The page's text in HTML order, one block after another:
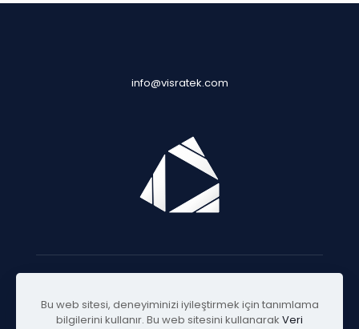
info@visratek.com
© 2025 Visratek
Bu web sitesi, deneyiminizi iyileştirmek için tanımlama
bilgilerini kullanır. Bu web sitesini kullanarak Veri